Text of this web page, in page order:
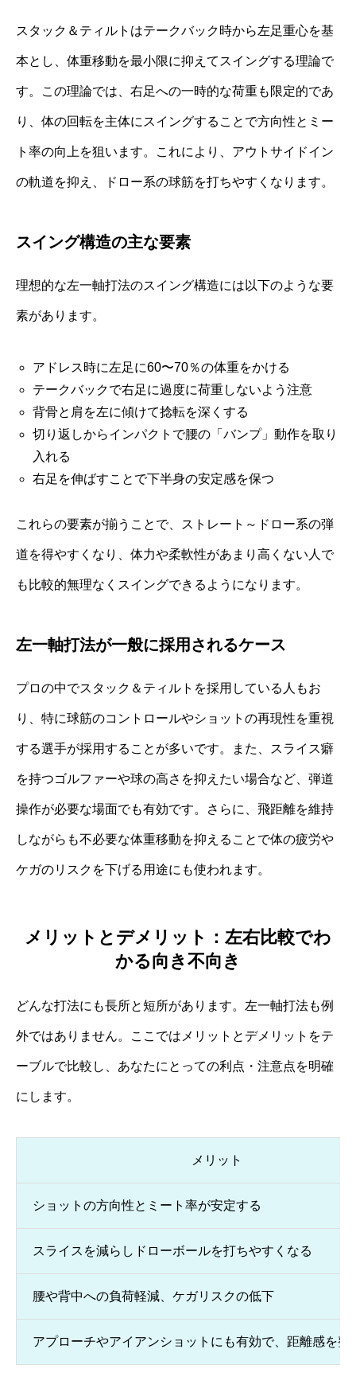
スタック＆ティルトはテークバック時から左足重心を基
本とし、体重移動を最小限に抑えてスイングする理論で
す。この理論では、右足への一時的な荷重も限定的であ
り、体の回転を主体にスイングすることで方向性とミー
ト率の向上を狙います。これにより、アウトサイドイン
の軌道を抑え、ドロー系の球筋を打ちやすくなります。
スイング構造の主な要素
理想的な左一軸打法のスイング構造には以下のような要
素があります。
アドレス時に左足に60〜70％の体重をかける
テークバックで右足に過度に荷重しないよう注意
背骨と肩を左に傾けて捻転を深くする
切り返しからインパクトで腰の「バンプ」動作を取り
入れる
右足を伸ばすことで下半身の安定感を保つ
これらの要素が揃うことで、ストレート～ドロー系の弾
道を得やすくなり、体力や柔軟性があまり高くない人で
も比較的無理なくスイングできるようになります。
左一軸打法が一般に採用されるケース
プロの中でスタック＆ティルトを採用している人もお
り、特に球筋のコントロールやショットの再現性を重視
する選手が採用することが多いです。また、スライス癖
を持つゴルファーや球の高さを抑えたい場合など、弾道
操作が必要な場面でも有効です。さらに、飛距離を維持
しながらも不必要な体重移動を抑えることで体の疲労や
ケガのリスクを下げる用途にも使われます。
メリットとデメリット：左右比較でわ
かる向き不向き
どんな打法にも長所と短所があります。左一軸打法も例
外ではありません。ここではメリットとデメリットをテ
ーブルで比較し、あなたにとっての利点・注意点を明確
にします。
メリット
ショットの方向性とミート率が安定する
スライスを減らしドローボールを打ちやすくなる
腰や背中への負荷軽減、ケガリスクの低下
アプローチやアイアンショットにも有効で、距離感を整